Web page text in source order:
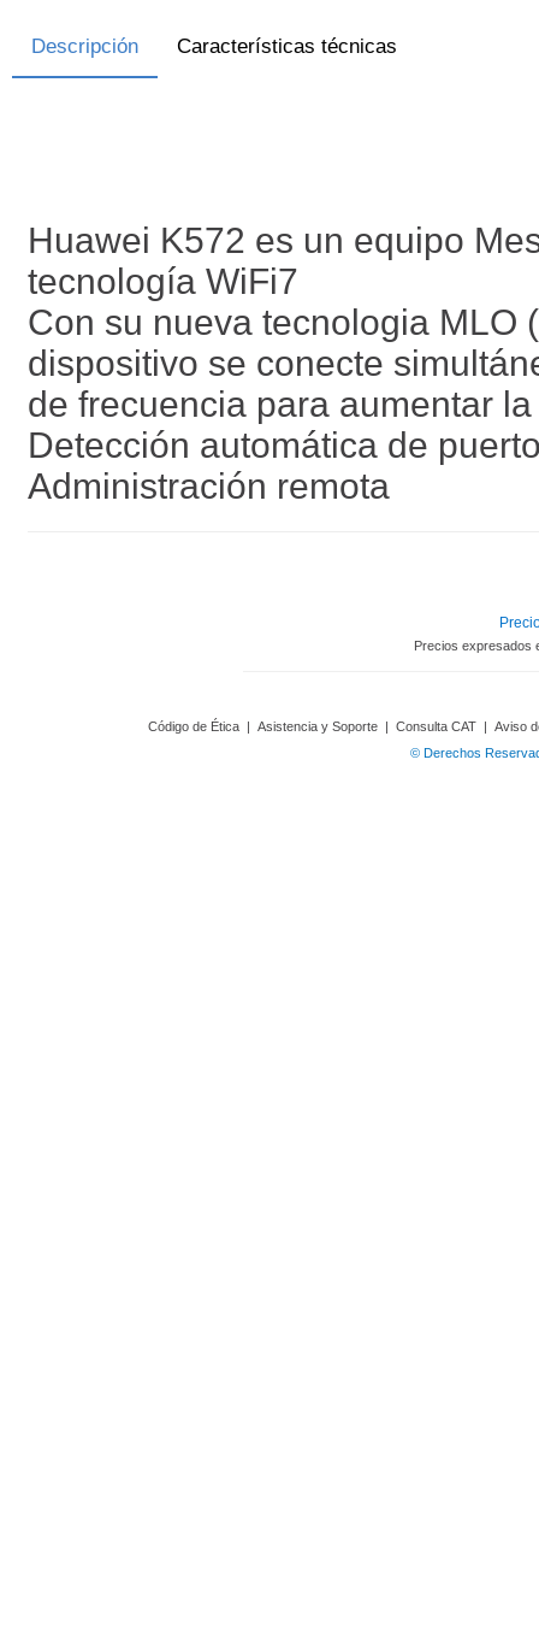
Descripción Características técnicas
Huawei K572 es un equipo
tecnología WiFi7
Con su nueva tecnologia MLO
dispositivo se conecte
de frecuencia para aumentar
Detección automática de
Administración remota
Precios expresados
Código de Ética | Asistencia y Soporte | Consulta CAT | Aviso
© Derechos